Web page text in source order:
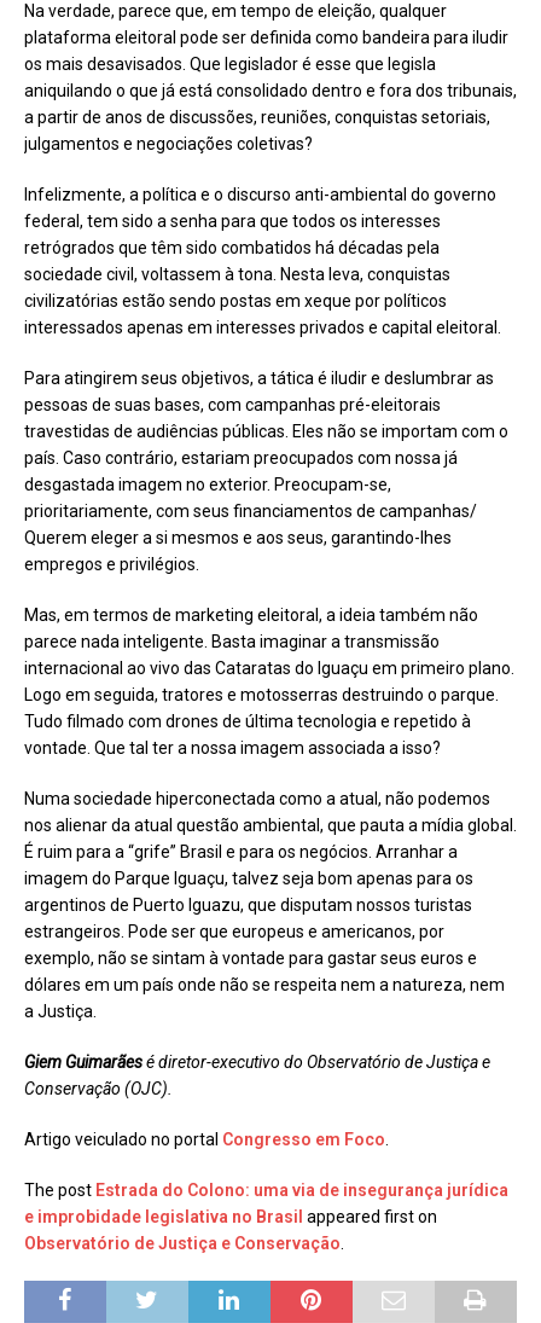
Na verdade, parece que, em tempo de eleição, qualquer
plataforma eleitoral pode ser definida como bandeira para iludir
os mais desavisados. Que legislador é esse que legisla
aniquilando o que já está consolidado dentro e fora dos tribunais,
a partir de anos de discussões, reuniões, conquistas setoriais,
julgamentos e negociações coletivas?
Infelizmente, a política e o discurso anti-ambiental do governo
federal, tem sido a senha para que todos os interesses
retrógrados que têm sido combatidos há décadas pela
sociedade civil, voltassem à tona. Nesta leva, conquistas
civilizatórias estão sendo postas em xeque por políticos
interessados apenas em interesses privados e capital eleitoral.
Para atingirem seus objetivos, a tática é iludir e deslumbrar as
pessoas de suas bases, com campanhas pré-eleitorais
travestidas de audiências públicas. Eles não se importam com o
país. Caso contrário, estariam preocupados com nossa já
desgastada imagem no exterior. Preocupam-se,
prioritariamente, com seus financiamentos de campanhas/
Querem eleger a si mesmos e aos seus, garantindo-lhes
empregos e privilégios.
Mas, em termos de marketing eleitoral, a ideia também não
parece nada inteligente. Basta imaginar a transmissão
internacional ao vivo das Cataratas do Iguaçu em primeiro plano.
Logo em seguida, tratores e motosserras destruindo o parque.
Tudo filmado com drones de última tecnologia e repetido à
vontade. Que tal ter a nossa imagem associada a isso?
Numa sociedade hiperconectada como a atual, não podemos
nos alienar da atual questão ambiental, que pauta a mídia global.
É ruim para a “grife” Brasil e para os negócios. Arranhar a
imagem do Parque Iguaçu, talvez seja bom apenas para os
argentinos de Puerto Iguazu, que disputam nossos turistas
estrangeiros. Pode ser que europeus e americanos, por
exemplo, não se sintam à vontade para gastar seus euros e
dólares em um país onde não se respeita nem a natureza, nem
a Justiça.
Giem Guimarãesé diretor-executivo do Observatório de Justiça e
Conservação (OJC).
Artigo veiculado no portal Congresso em Foco.
The post Estrada do Colono: uma via de insegurança jurídica
e improbidade legislativa no Brasil appeared first on
Observatório de Justiça e Conservação.